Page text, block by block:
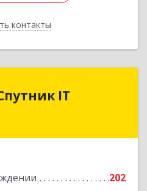
контакты
IT
202
Спутник IT
край, город-курорт
Подробнее